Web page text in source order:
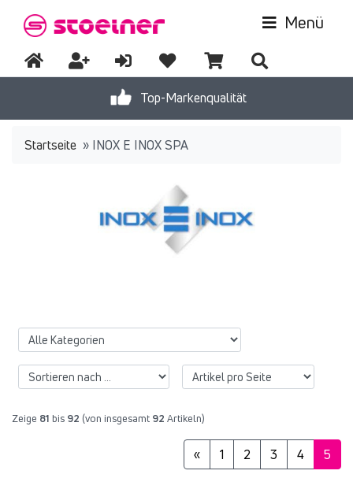
Top-Markenqualität
Menü
Startseite » INOX E INOX SPA
Zeige 81 bis 92 (von insgesamt 92 Artikeln)
« 1 2 3 4 5